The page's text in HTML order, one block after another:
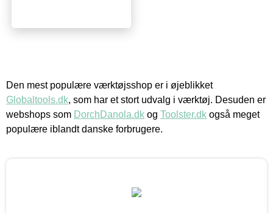
Den mest populære værktøjsshop er i øjeblikket
Globaltools.dk, som har et stort udvalg i værktøj. Desuden er
webshops som DorchDanola.dk og Toolster.dk også meget
populære iblandt danske forbrugere.